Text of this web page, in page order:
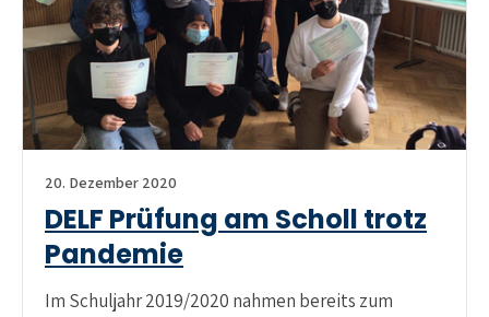
20. Dezember 2020
DELF Prüfung am Scholl trotz
Pandemie
Im Schuljahr 2019/2020 nahmen bereits zum